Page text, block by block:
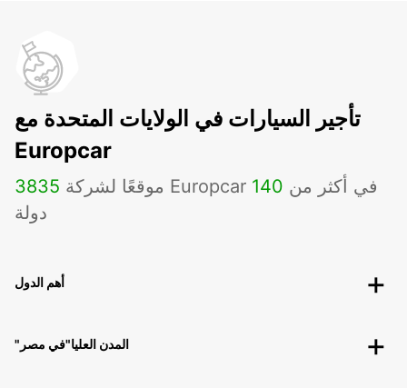
تأجير السيارات في الولايات المتحدة مع
Europcar
3835 موقعًا لشركة Europcar في أكثر من 140
دولة
أهم الدول
"المدن العليا"في مصر